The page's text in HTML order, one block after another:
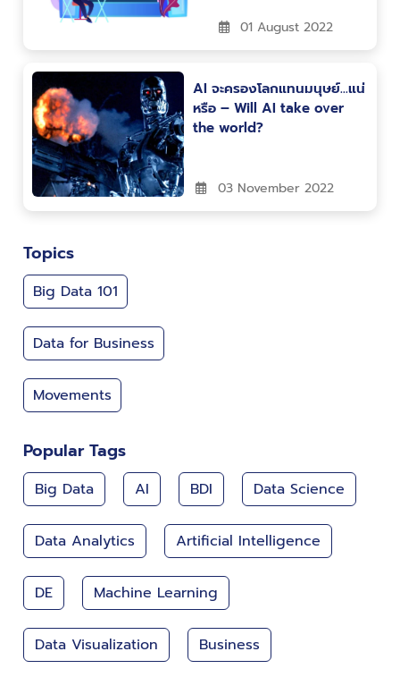
01 August 2022
AI จะครองโลกแทนมนุษย์…แน่
หรือ – Will AI take over
the world?
03 November 2022
Topics
Big Data 101
Data for Business
Movements
Popular Tags
Big Data AI BDI Data Science
Data Analytics Artificial Intelligence
DE Machine Learning
Data Visualization Business